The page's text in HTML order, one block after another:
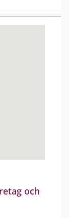
och